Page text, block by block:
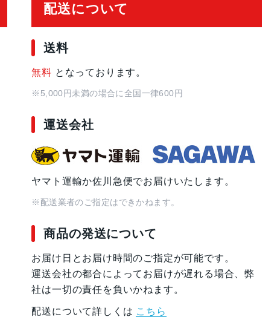
2024年9月20日
配送について
送料
無料 となっております。
※5,000円未満の場合に全国一律600円
運送会社
ヤマト運輸か佐川急便でお届けいたします。
※配送業者のご指定はできかねます。
商品の発送について
お届け日とお届け時間のご指定が可能です。
運送会社の都合によってお届けが遅れる場合、弊
社は一切の責任を負いかねます。
配送について詳しくは こちら